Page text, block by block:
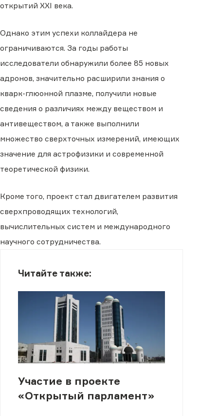
открытий XXI века.
Однако этим успехи коллайдера не
ограничиваются. За годы работы
исследователи обнаружили более 85 новых
адронов, значительно расширили знания о
кварк-глюонной плазме, получили новые
сведения о различиях между веществом и
антивеществом, а также выполнили
множество сверхточных измерений, имеющих
значение для астрофизики и современной
теоретической физики.
Кроме того, проект стал двигателем развития
сверхпроводящих технологий,
вычислительных систем и международного
научного сотрудничества.
Читайте также:
Участие в проекте
«Открытый парламент»